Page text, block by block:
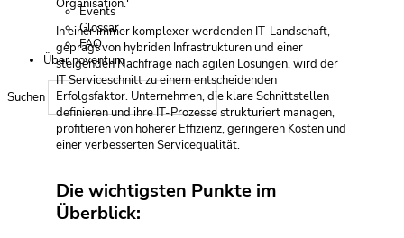
Events
Glossar
FAQ
Über noventum
Suchen
Organisation.
In einer immer komplexer werdenden IT-Landschaft,
geprägt von hybriden Infrastrukturen und einer
steigenden Nachfrage nach agilen Lösungen, wird der
IT Serviceschnitt zu einem entscheidenden
Erfolgsfaktor. Unternehmen, die klare Schnittstellen
definieren und ihre IT-Prozesse strukturiert managen,
profitieren von höherer Effizienz, geringeren Kosten und
einer verbesserten Servicequalität.
Die wichtigsten Punkte im
Überblick: